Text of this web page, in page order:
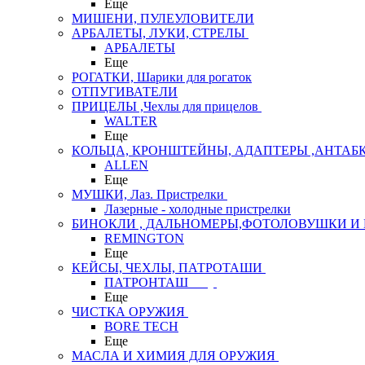
Еще
МИШЕНИ, ПУЛЕУЛОВИТЕЛИ
АРБАЛЕТЫ, ЛУКИ, СТРЕЛЫ
АРБАЛЕТЫ
Еще
РОГАТКИ, Шарики для рогаток
ОТПУГИВАТЕЛИ
ПРИЦЕЛЫ ,Чехлы для прицелов
WALTER
Еще
КОЛЬЦА, КРОНШТЕЙНЫ, АДАПТЕРЫ
ALLEN
Еще
МУШКИ, Лаз. Пристрелки
Лазерные - холодные пристрелки
БИНОКЛИ , ДАЛЬНОМЕРЫ,ФОТОЛОВУШКИ И
REMINGTON
Еще
КЕЙСЫ, ЧЕХЛЫ, ПАТРОТАШИ
ПАТРОНТАШ
Еще
ЧИСТКА ОРУЖИЯ
BORE TECH
Еще
МАСЛА И ХИМИЯ ДЛЯ ОРУЖИЯ